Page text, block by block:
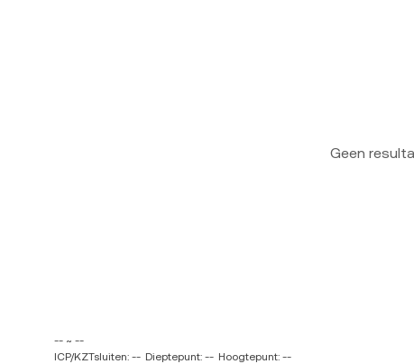
Geen
-- ~ --
ICP/KZTsluiten: -- Dieptepunt: -- Hoogtepunt: --